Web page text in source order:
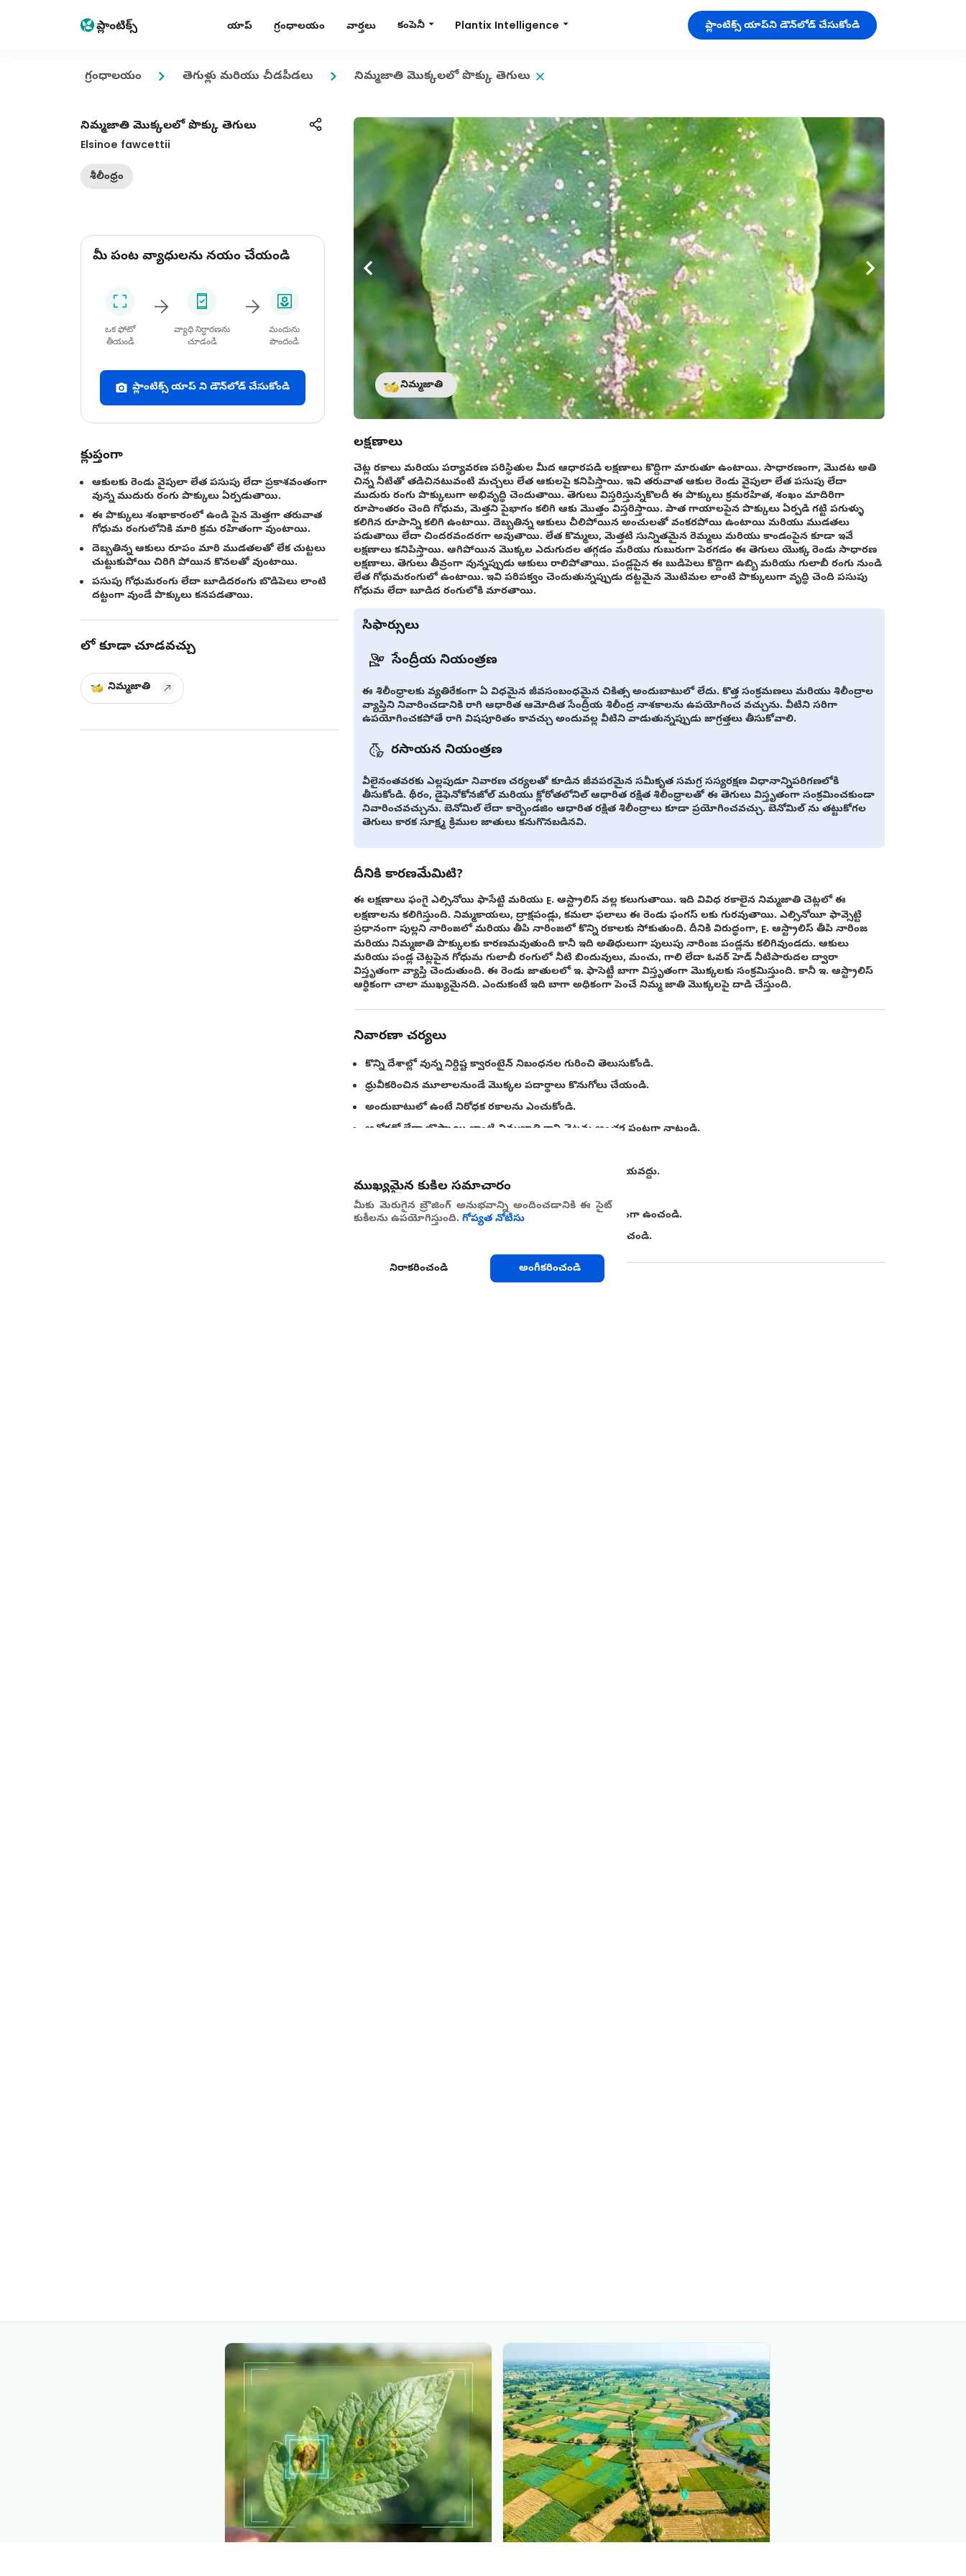
యాప్ గ్రంధాలయం వార్తలు కంపెనీ Plantix Intelligence ప్లాంటిక్స్ యాప్‌ని డౌన్‌లోడ్ చేసుకోండి
గ్రంధాలయం తెగుళ్లు మరియు చీడపీడలు నిమ్మజాతి మొక్కలలో పొక్కు తెగులు
నిమ్మజాతి మొక్కలలో పొక్కు తెగులు
Elsinoe fawcettii
శీలీంధ్రం
మీ పంట వ్యాధులను నయం చేయండి
ఒక ఫోటో
తీయండి
వ్యాధి నిర్ధారణను
చూడండి
మందును
పొందండి
ప్లాంటిక్స్ యాప్ ని డౌన్‌లోడ్ చేసుకోండి
క్లుప్తంగా
ఆకులకు రెండు వైపులా లేత పసుపు లేదా ప్రకాశవంతంగా
వున్న ముదురు రంగు పొక్కులు ఏర్పడుతాయి.
ఈ పొక్కులు శంఖాకారంలో ఉండి పైన మెత్తగా తరువాత
గోధుమ రంగులోనికి మారి క్రమ రహితంగా వుంటాయి.
దెబ్బతిన్న ఆకులు రూపం మారి ముడతలతో లేక చుట్టలు
చుట్టుకుపోయి చిరిగి పోయిన కొనలతో వుంటాయి.
పసుపు గోధుమరంగు లేదా బూడిదరంగు బొడిపెలు లాంటి
దట్టంగా వుండే పొక్కులు కనపడతాయి.
లో కూడా చూడవచ్చు
నిమ్మజాతి
నిమ్మజాతి
లక్షణాలు
చెట్ల రకాలు మరియు పర్యావరణ పరిస్థితుల మీద ఆధారపడి లక్షణాలు కొద్దిగా మారుతూ ఉంటాయి. సాధారణంగా, మొదట అతి
చిన్న నీటితో తడిచినటువంటి మచ్చలు లేత ఆకులపై కనిపిస్తాయి. ఇవి తరువాత ఆకుల రెండు వైపులా లేత పసుపు లేదా
ముదురు రంగు పొక్కులుగా అభివృద్ధి చెందుతాయి. తెగులు విస్తరిస్తున్నకొలదీ ఈ పొక్కులు క్రమరహిత, శంఖం మాదిరిగా
రూపాంతరం చెంది గోధుమ, మెత్తని పైభాగం కలిగి ఆకు మొత్తం విస్తరిస్తాయి. పాత గాయాలపైన పొక్కులు ఏర్పడి గట్టి పగుళ్ళు
కలిగిన రూపాన్ని కలిగి ఉంటాయి. దెబ్బతిన్న ఆకులు చీలిపోయిన అంచులతో వంకరపోయి ఉంటాయి మరియు ముడతలు
పడుతాయి లేదా చిందరవందరగా అవుతాయి. లేత కొమ్మలు, మెత్తటి సున్నితమైన రెమ్మలు మరియు కాండంపైన కూడా ఇవే
లక్షణాలు కనిపిస్తాయి. ఆగిపోయిన మొక్కల ఎదుగుదల తగ్గడం మరియు గుబురుగా పెరగడం ఈ తెగులు యొక్క రెండు సాధారణ
లక్షణాలు. తెగులు తీవ్రంగా వున్నప్పుడు ఆకులు రాలిపోతాయి. పండ్లపైన ఈ బుడిపెలు కొద్దిగా ఉబ్బి మరియు గులాబీ రంగు నుండి
లేత గోధుమరంగులో ఉంటాయి. ఇవి పరిపక్వం చెందుతున్నప్పుడు దట్టమైన మొటిమల లాంటి పొక్కులుగా వృద్ధి చెంది పసుపు
గోధుమ లేదా బూడిద రంగులోకి మారతాయి.
సిఫార్సులు
సేంద్రీయ నియంత్రణ
ఈ శిలీంధ్రాలకు వ్యతిరేకంగా ఏ విధమైన జీవసంబంధమైన చికిత్స అందుబాటులో లేదు. కొత్త సంక్రమణలు మరియు శిలీంద్రాల
వ్యాప్తిని నివారించడానికి రాగి ఆధారిత ఆమోదిత సేంద్రీయ శిలీంద్ర నాశకాలను ఉపయోగించ వచ్చును. వీటిని సరిగా
ఉపయోగించకపోతే రాగి విషపూరితం కావచ్చు అందువల్ల వీటిని వాడుతున్నప్పుడు జాగ్రత్తలు తీసుకోవాలి.
రసాయన నియంత్రణ
వీలైనంతవరకు ఎల్లపుడూ నివారణ చర్యలతో కూడిన జీవపరమైన సమీకృత సమగ్ర సస్యరక్షణ విధానాన్నిపరిగణలోకి
తీసుకోండి. థీరం, డైఫెనోకోనజోల్ మరియు క్లోరోతలోనిల్ ఆధారిత రక్షిత శిలీంధ్రాలతో ఈ తెగులు విస్తృతంగా సంక్రమించకుండా
నివారించవచ్చును. బెనోమిల్ లేదా కార్బెండజిం ఆధారిత రక్షిత శిలీంద్రాలు కూడా ప్రయోగించవచ్చు. బెనోమిల్ ను తట్టుకోగల
తెగులు కారక సూక్ష్మ క్రిముల జాతులు కనుగొనబడినవి.
దీనికి కారణమేమిటి?
ఈ లక్షణాలు ఫంగై ఎల్సినోయి ఫాసేట్టి మరియు E. ఆస్ట్రాలిస్ వల్ల కలుగుతాయి. ఇది వివిధ రకాలైన నిమ్మజాతి చెట్లలో ఈ
లక్షణాలను కలిగిస్తుంది. నిమ్మకాయలు, ద్రాక్షపండ్లు, కమలా ఫలాలు ఈ రెండు ఫంగస్ లకు గురవుతాయి. ఎల్సినోయీ ఫావ్సెట్టి
ప్రధానంగా పుల్లని నారింజలో మరియు తీపి నారింజలో కొన్ని రకాలకు సోకుతుంది. దీనికి విరుద్ధంగా, E. ఆస్ట్రాలిస్ తీపి నారింజ
మరియు నిమ్మజాతి పొక్కులకు కారణమవుతుంది కానీ ఇది అతిధులుగా పులుపు నారింజ పండ్లను కలిగివుండదు. ఆకులు
మరియు పండ్ల చెట్లపైన గోధుమ గులాబీ రంగులో నీటి బిందువులు, మంచు, గాలి లేదా ఓవర్ హెడ్ నీటిపారుదల ద్వారా
విస్తృతంగా వ్యాప్తి చెందుతుంది. ఈ రెండు జాతులలో ఇ. ఫాసెట్టీ బాగా విస్తృతంగా మొక్కలకు సంక్రమిస్తుంది. కానీ ఇ. ఆస్ట్రాలిస్
ఆర్థికంగా చాలా ముఖ్యమైనది. ఎందుకంటే ఇది బాగా అధికంగా పెంచే నిమ్మ జాతి మొక్కలపై దాడి చేస్తుంది.
నివారణా చర్యలు
కొన్ని దేశాల్లో వున్న నిర్దిష్ట క్వారంటైన్ నిబంధనల గురించి తెలుసుకోండి.
ధ్రువీకరించిన మూలాలనుండే మొక్కల పదార్థాలు కొనుగోలు చేయండి.
అందుబాటులో ఉంటే నిరోధక రకాలను ఎంచుకోండి.
అవోకడో లేదా బొప్పాయి లాంటి నిమ్మజాతి కాని చెట్లను అంతర పంటగా నాటండి.
అనుమానిత తెగులు సోకిన చెట్లను ఇతర పొలాలకు రవాణా చేయవద్దు.
ఓవర్ హెడ్ నీటి పారుదలతో నీటిని పెట్టవద్దు.
పాత కొమ్మలు, రెమ్మలు మరియు పండ్లను తీసివేసి తోటను శుభ్రంగా ఉంచండి.
తోటలో గాలి ప్రసరణ పెంచడానికి చెడిపోయిన భాగాలను కత్తిరించండి.
ముఖ్యమైన కుకీల సమాచారం
మీకు మెరుగైన బ్రౌజింగ్ అనుభవాన్ని అందించడానికి ఈ సైట్
కుకీలను ఉపయోగిస్తుంది. గోప్యత నోటీసు
నిరాకరించండి అంగీకరించండి